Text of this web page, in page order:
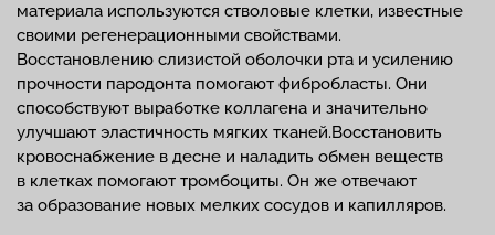
материала используются стволовые клетки, известные
своими регенерационными свойствами.
Восстановлению слизистой оболочки рта и усилению
прочности пародонта помогают фибробласты. Они
способствуют выработке коллагена и значительно
улучшают эластичность мягких тканей.Восстановить
кровоснабжение в десне и наладить обмен веществ
в клетках помогают тромбоциты. Он же отвечают
за образование новых мелких сосудов и капилляров.